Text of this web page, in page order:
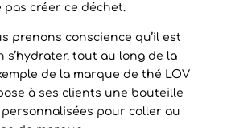
créer ce déchet.
prenons conscience qu’il est
s’hydrater, tout au long de la
de la marque de thé LOV
à ses clients une bouteille
pour coller au